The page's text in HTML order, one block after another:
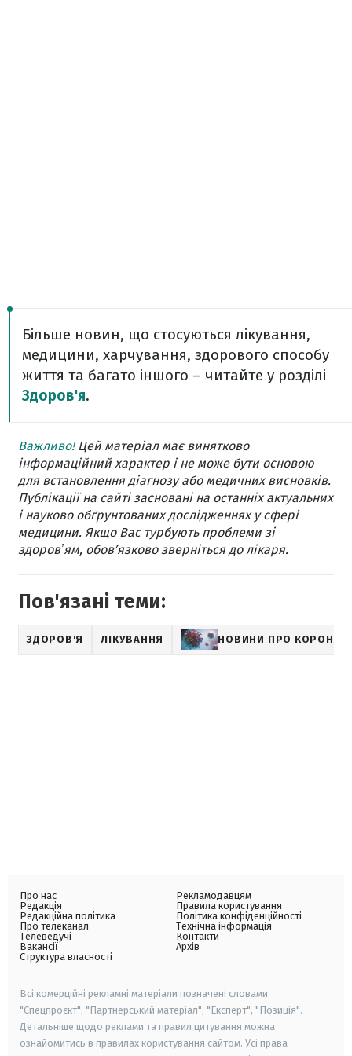
Більше новин, що стосуються лікування,
медицини, харчування, здорового способу
життя та багато іншого – читайте у розділі
Здоров'я.
Важливо!Цей матеріал має винятково
інформаційний характер і не може бути основою
для встановлення діагнозу або медичних висновків.
Публікації на сайті засновані на останніх актуальних
і науково обґрунтованих дослідженнях у сфері
медицини. Якщо Вас турбують проблеми зі
здоровʼям, обов’язково зверніться до лікаря.
Пов'язані теми:
ЗДОРОВ'Я ЛІКУВАННЯ НОВИНИ ПРО
Про нас
Редакція
Редакційна політика
Про телеканал
Телеведучі
Вакансії
Структура власності
Рекламодавцям
Правила користування
Політика конфіденційності
Технічна інформація
Контакти
Архів
Всі комерційні рекламні матеріали позначені словами
"Спецпроєкт", "Партнерський матеріал", "Експерт", "Позиція".
Детальніше щодо реклами та правил цитування можна
ознайомитись в правилах користування сайтом. Усі права